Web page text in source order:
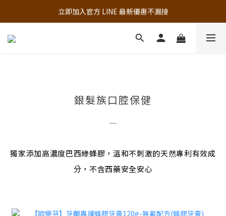
追蹤歐樂芬的Facebook，隨時掌握最新資訊！
立即加入官方 LINE 最新優惠不漏接
追蹤歐樂芬的Facebook，隨時掌握最新資訊！
銀髮族口腔保健
─
獨家添加高濃度巴西綠蜂膠，溫和不刺激的天然專利有效成
分，不含西藥安全安心